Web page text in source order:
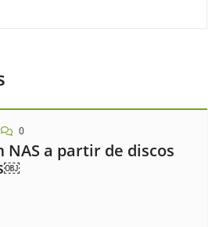
0
NAS a partir de discos